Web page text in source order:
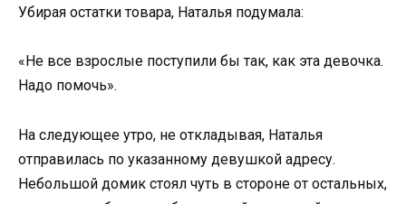
Убирая остатки товара, Наталья подумала:
«Не все взрослые поступили бы так, как эта девочка.
Надо помочь».
На следующее утро, не откладывая, Наталья
отправилась по указанному девушкой адресу.
Небольшой домик стоял чуть в стороне от остальных,